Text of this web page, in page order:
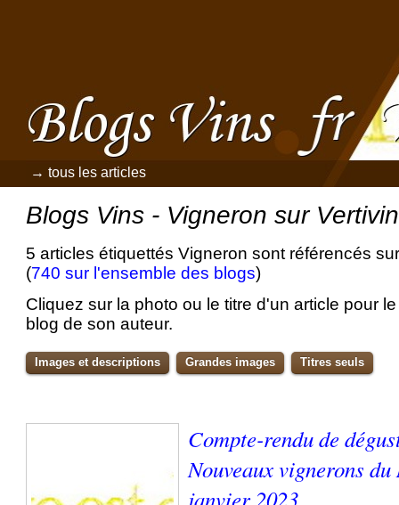
→ tous les articles
Blogs Vins - Vigneron sur Vertivin
5 articles étiquettés Vigneron sont référencés
(740 sur l'ensemble des blogs)
Cliquez sur la photo ou le titre d'un article pour
blog de son auteur.
Images et descriptions Grandes images Titres seuls
Compte-rendu de
Nouveaux vignerons
janvier 2023